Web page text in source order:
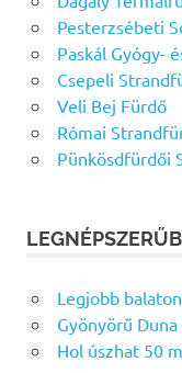
Pesterzsébeti
Paskál Gyógy-
Csepeli
Veli Bej Fürdő
Római
Pünkösdfürdői
Legjobb
Gyönyörű
Hol úszhat 50